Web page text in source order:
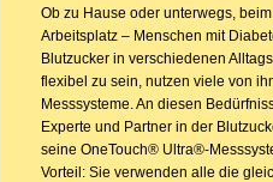
Ob zu Hause oder unterwegs,
Arbeitsplatz – Menschen mit
Blutzucker in verschiedenen
flexibel zu sein, nutzen viele von
Messsysteme. An diesen
Experte und Partner in der
seine OneTouch® Ultra®-
Vorteil: Sie verwenden alle die